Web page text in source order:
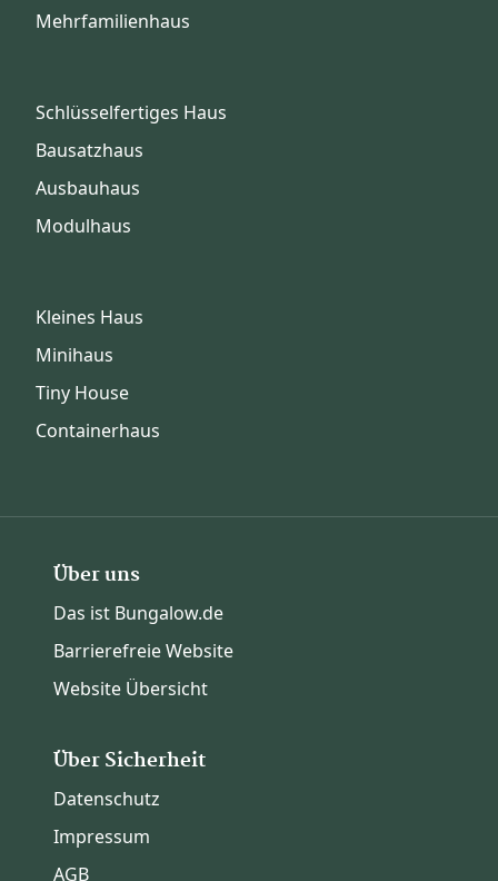
Mehrfamilienhaus
Schlüsselfertiges Haus
Bausatzhaus
Ausbauhaus
Modulhaus
Kleines Haus
Minihaus
Tiny House
Containerhaus
Über uns
Das ist Bungalow.de
Barrierefreie Website
Website Übersicht
Über Sicherheit
Datenschutz
Impressum
AGB